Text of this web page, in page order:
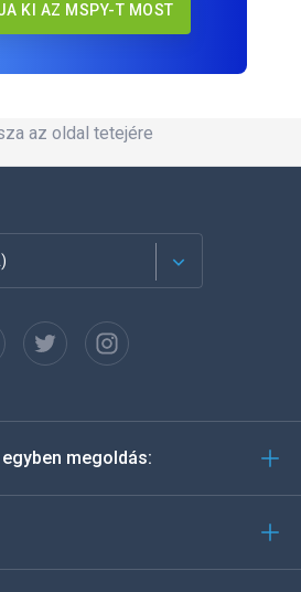
KI AZ MSPY-T MOST
az oldal tetejére
megoldás: